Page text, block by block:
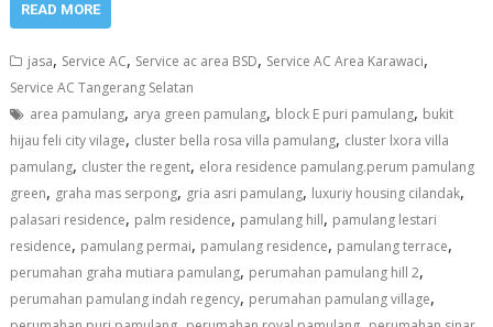
READ MORE
jasa, Service AC, Service ac area BSD, Service AC Area Karawaci,
Service AC Tangerang Selatan
area pamulang, arya green pamulang, block E puri pamulang, bukit
hijau feli city vilage, cluster bella rosa villa pamulang, cluster lxora villa
pamulang, cluster the regent, elora residence pamulang.perum pamulang
green, graha mas serpong, gria asri pamulang, luxuriy housing cilandak,
palasari residence, palm residence, pamulang hill, pamulang lestari
residence, pamulang permai, pamulang residence, pamulang terrace,
perumahan graha mutiara pamulang, perumahan pamulang hill 2,
perumahan pamulang indah regency, perumahan pamulang village,